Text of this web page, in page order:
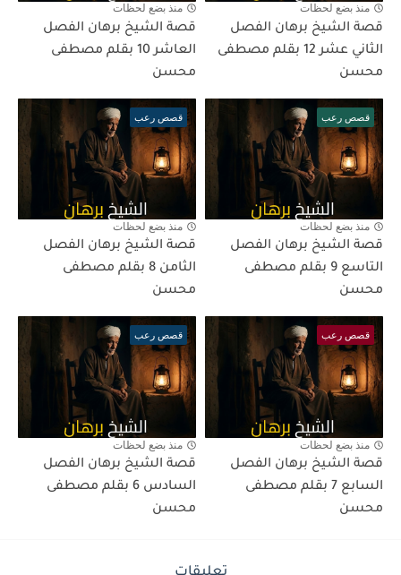
منذ بضع لحظات
قصة الشيخ برهان الفصل
الثاني عشر 12 بقلم مصطفى
محسن
منذ بضع لحظات
قصة الشيخ برهان الفصل
العاشر 10 بقلم مصطفى
محسن
قصص رعب
منذ بضع لحظات
قصة الشيخ برهان الفصل
التاسع 9 بقلم مصطفى
محسن
قصص رعب
منذ بضع لحظات
قصة الشيخ برهان الفصل
الثامن 8 بقلم مصطفى
محسن
قصص رعب
منذ بضع لحظات
قصة الشيخ برهان الفصل
السابع 7 بقلم مصطفى
محسن
قصص رعب
منذ بضع لحظات
قصة الشيخ برهان الفصل
السادس 6 بقلم مصطفى
محسن